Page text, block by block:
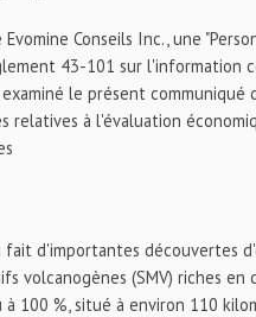
Evomine Conseils Inc., une
43-101 sur l'information
examiné le présent
relatives à l'évaluation
fait d'importantes découvertes
volcanogènes (SMV) riches
100 %, situé à environ 110